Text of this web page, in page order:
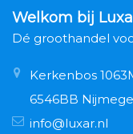
Welkom bij
Dé groothandel
Kerkenbos
6546BB
info@luxar.nl